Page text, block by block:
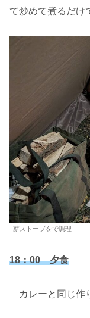
て炒めて煮るだけ
薪ストーブをで調理
18：00 夕食
カレーと同じ作